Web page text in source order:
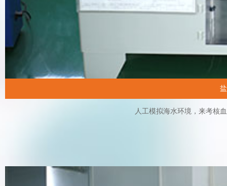
人工模拟海水环境，来考核